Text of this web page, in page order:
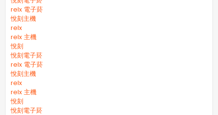
relx 電子菸
悅刻主機
relx
relx 主機
悅刻
悅刻電子菸
relx 電子菸
悅刻主機
relx
relx 主機
悅刻
悅刻電子菸